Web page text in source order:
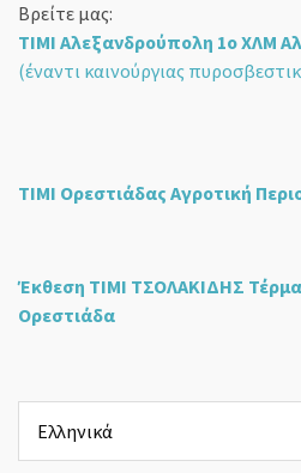
Βρείτε μας:
ΤΙΜΙ Αλεξανδρούπολη 1ο ΧΛΜ
(έναντι καινούργιας
ΤΙΜΙ Ορεστιάδας Αγροτική
Έκθεση ΤΙΜΙ ΤΣΟΛΑΚΙΔΗΣ
Ορεστιάδα
μια
γλώσσα